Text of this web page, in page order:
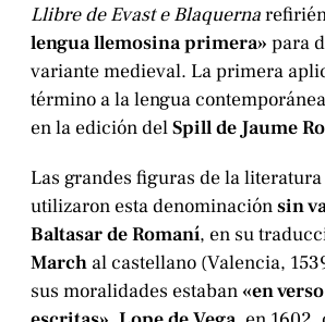
Llibre de Evast e Blaquerna
lengua llemosina primera» para
variante medieval. La primera
término a la lengua
en la edición delSpill de Jaume
Las grandes figuras de la
utilizaron esta denominaciónsin
Baltasar de Romaní, en su
March al castellano (Valencia,
sus moralidades estaban«en